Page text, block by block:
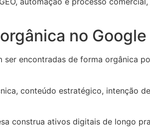
no Google
ser encontradas de forma orgânica
conteúdo estratégico, intenção
construa ativos digitais de longo